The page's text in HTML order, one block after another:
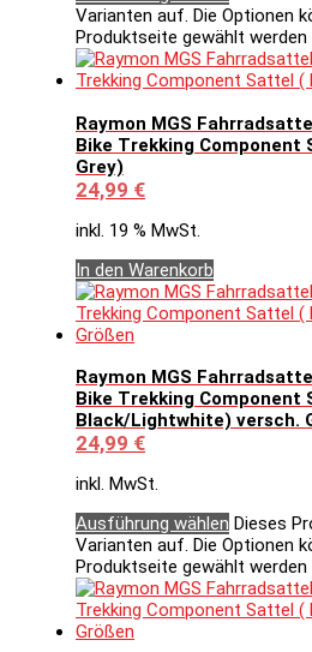
Varianten auf. Die Optionen
Produktseite gewählt werden
Raymon MGS
Bike Trekking Component
Grey)
24,99 €
inkl. 19 % MwSt.
In den Warenkorb
Raymon MGS
Bike Trekking Component
Black/Lightwhite) versch.
24,99 €
inkl. MwSt.
Ausführung wählen Dieses
Varianten auf. Die Optionen
Produktseite gewählt werden